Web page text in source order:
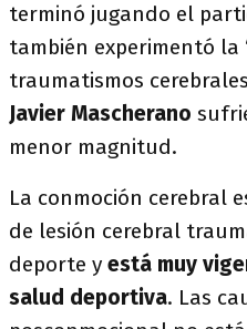
terminó jugando el
también experimentó la
traumatismos
Javier Mascherano
menor magnitud.
La conmoción cerebral
de lesión cerebral
deporte y está muy
salud deportiva. Las